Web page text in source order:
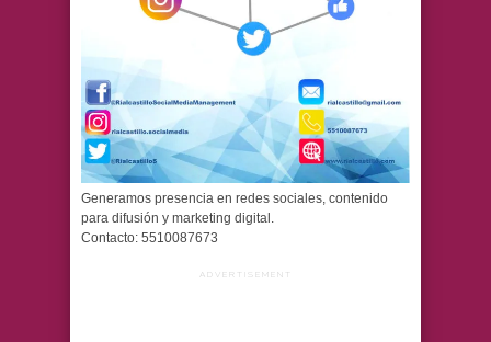
Generamos presencia en redes sociales, contenido
para difusión y marketing digital.
Contacto: 5510087673
ADVERTISEMENT